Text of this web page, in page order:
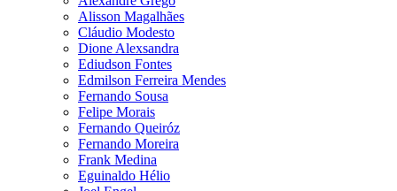
Alisson Magalhães
Cláudio Modesto
Dione Alexsandra
Ediudson Fontes
Edmilson Ferreira Mendes
Fernando Sousa
Felipe Morais
Fernando Queiróz
Fernando Moreira
Frank Medina
Eguinaldo Hélio